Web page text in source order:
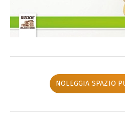
NOLEGGIA SPAZIO